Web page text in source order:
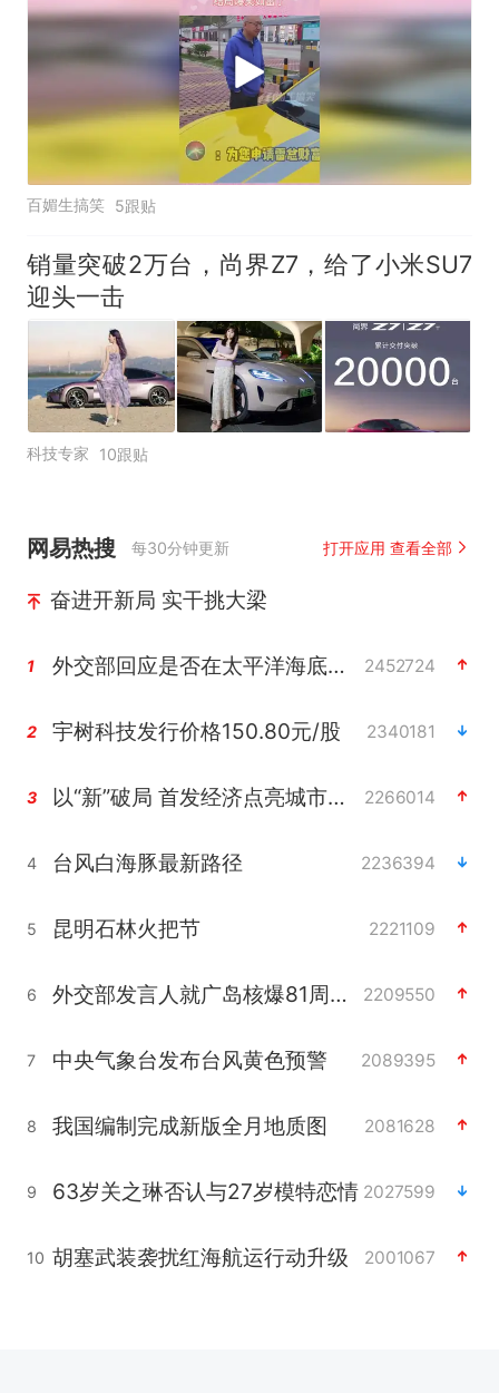
百媚生搞笑 5跟贴
销量突破2万台，尚界Z7，给了小米SU7
迎头一击
科技专家 10跟贴
网易热搜 每30分钟更新 打开应用 查看全部
奋进开新局 实干挑大梁
1 外交部回应是否在太平洋海底开采稀土 2452724
2 宇树科技发行价格150.80元/股 2340181
3 以“新”破局 首发经济点亮城市消费活力 2266014
4 台风白海豚最新路径 2236394
5 昆明石林火把节 2221109
6 外交部发言人就广岛核爆81周年等答记者问 2209550
7 中央气象台发布台风黄色预警 2089395
8 我国编制完成新版全月地质图 2081628
9 63岁关之琳否认与27岁模特恋情 2027599
10 胡塞武装袭扰红海航运行动升级 2001067